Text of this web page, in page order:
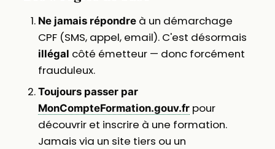
Ne jamais répondreà un démarchage
CPF (SMS, appel, email). C'est désormais
illégal côté émetteur — donc forcément
frauduleux.
Toujours passer par
MonCompteFormation.gouv.frpour
découvrir et inscrire à une formation.
Jamais via un site tiers ou un